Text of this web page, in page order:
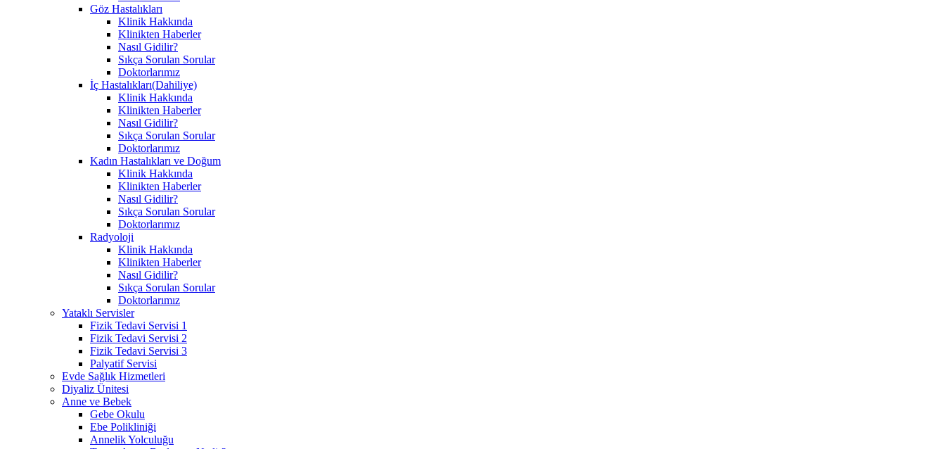
Göz Hastalıkları
Klinik Hakkında
Klinikten Haberler
Nasıl Gidilir?
Sıkça Sorulan Sorular
Doktorlarımız
İç Hastalıkları(Dahiliye)
Klinik Hakkında
Klinikten Haberler
Nasıl Gidilir?
Sıkça Sorulan Sorular
Doktorlarımız
Kadın Hastalıkları ve Doğum
Klinik Hakkında
Klinikten Haberler
Nasıl Gidilir?
Sıkça Sorulan Sorular
Doktorlarımız
Radyoloji
Klinik Hakkında
Klinikten Haberler
Nasıl Gidilir?
Sıkça Sorulan Sorular
Doktorlarımız
Yataklı Servisler
Fizik Tedavi Servisi 1
Fizik Tedavi Servisi 2
Fizik Tedavi Servisi 3
Palyatif Servisi
Evde Sağlık Hizmetleri
Diyaliz Ünitesi
Anne ve Bebek
Gebe Okulu
Ebe Polikliniği
Annelik Yolculuğu